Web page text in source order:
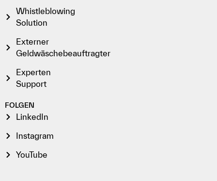
Whistleblowing
Solution
Externer
Geldwäschebeauftragter
Experten
Support
FOLGEN
LinkedIn
Instagram
YouTube